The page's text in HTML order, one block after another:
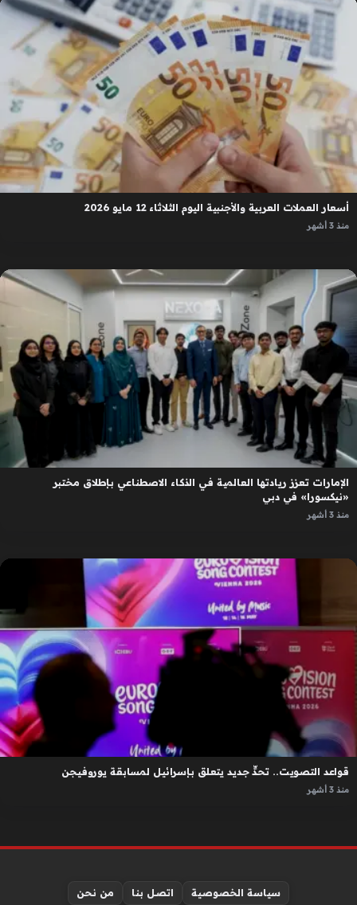
أسعار العملات العربية والأجنبية اليوم الثلاثاء 12 مايو 2026
منذ 3 أشهر
الإمارات تعزز ريادتها العالمية في الذكاء الاصطناعي بإطلاق مختبر
«نيكسورا» في دبي
منذ 3 أشهر
قواعد التصويت.. تحدٍّ جديد يتعلق بإسرائيل لمسابقة يوروفيجن
منذ 3 أشهر
سياسة الخصوصية اتصل بنا من نحن